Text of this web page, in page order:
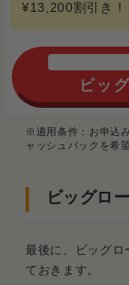
¥13,200割引き！
ビッ
※適用条件：お申込
ャッシュバックを希
ビッグロ
最後に、ビッグロ
ておきます。